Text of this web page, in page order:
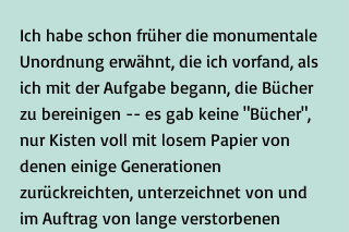
Ich habe schon früher die monumentale
Unordnung erwähnt, die ich vorfand, als
ich mit der Aufgabe begann, die Bücher
zu bereinigen -- es gab keine "Bücher",
nur Kisten voll mit losem Papier von
denen einige Generationen
zurückreichten, unterzeichnet von und
im Auftrag von lange verstorbenen